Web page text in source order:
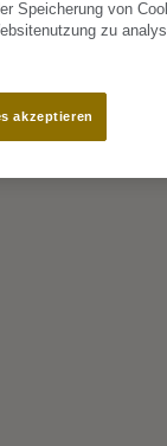
Speicherung von
zu
akzeptieren